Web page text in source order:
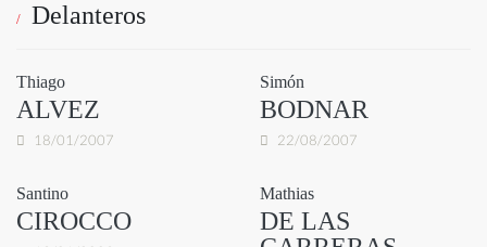
Delanteros
Thiago
ALVEZ
18/01/2007
Simón
BODNAR
22/08/2007
Santino
CIROCCO
Mathias
DE LAS